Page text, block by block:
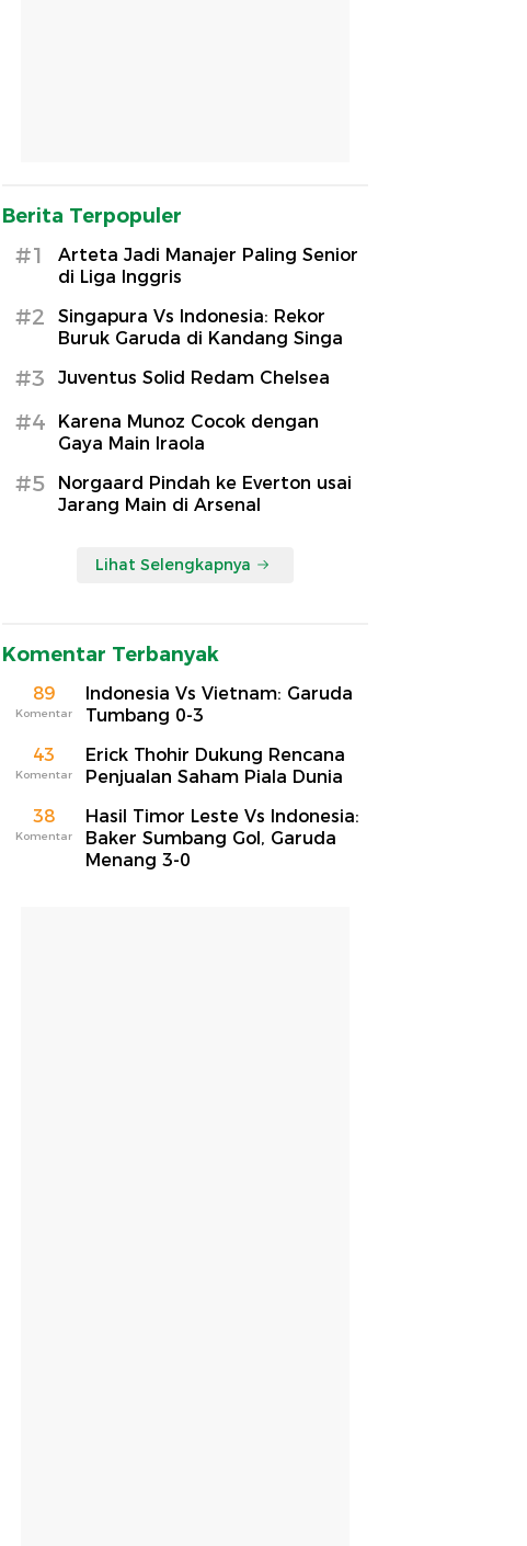
Berita Terpopuler
#1
Arteta Jadi Manajer Paling Senior
di Liga Inggris
#2
Singapura Vs Indonesia: Rekor
Buruk Garuda di Kandang Singa
#3 Juventus Solid Redam Chelsea
#4
Karena Munoz Cocok dengan
Gaya Main Iraola
#5
Norgaard Pindah ke Everton usai
Jarang Main di Arsenal
Lihat Selengkapnya
Komentar Terbanyak
89
Komentar
Indonesia Vs Vietnam: Garuda
Tumbang 0-3
43
Komentar
Erick Thohir Dukung Rencana
Penjualan Saham Piala Dunia
38
Komentar
Hasil Timor Leste Vs Indonesia:
Baker Sumbang Gol, Garuda
Menang 3-0